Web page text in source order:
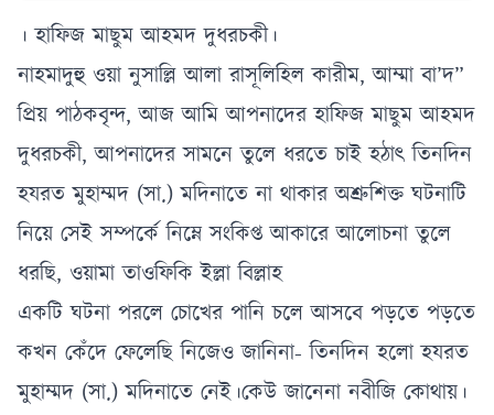
। হাফিজ মাছুম আহমদ দুধরচকী।
নাহমাদুহু ওয়া নুসাল্লি আলা রাসূলিহিল কারীম, আম্মা বা’দ”
প্রিয় পাঠকবৃন্দ, আজ আমি আপনাদের হাফিজ মাছুম আহমদ
দুধরচকী, আপনাদের সামনে তুলে ধরতে চাই হঠাৎ তিনদিন
হযরত মুহাম্মদ (সা.) মদিনাতে না থাকার অশ্রুশিক্ত ঘটনাটি
নিয়ে সেই সম্পর্কে নিম্নে সংকিপ্ত আকারে আলোচনা তুলে
ধরছি, ওয়ামা তাওফিকি ইল্লা বিল্লাহ
একটি ঘটনা পরলে চোখের পানি চলে আসবে পড়তে পড়তে
কখন কেঁদে ফেলেছি নিজেও জানিনা- তিনদিন হলো হযরত
মুহাম্মদ (সা.) মদিনাতে নেই।কেউ জানেনা নবীজি কোথায়।